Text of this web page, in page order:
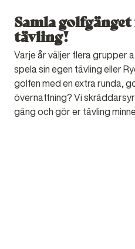
Samla
tävling!
Varje år väljer flera grupper
spela sin egen tävling eller
golfen med en extra runda,
övernattning? Vi
gäng och gör er tävling